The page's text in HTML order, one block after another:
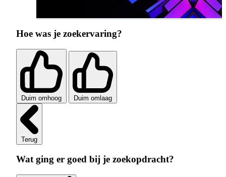
Hoe was je zoekervaring?
Duim omhoog Duim omlaag
Terug
Wat ging er goed bij je zoekopdracht?